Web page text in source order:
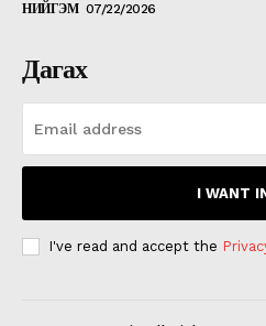
НИЙГЭМ 07/22/2026
Дагах
I WANT
I've read and accept the